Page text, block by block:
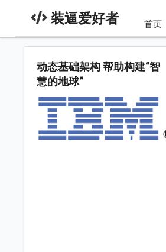
装逼爱好者 首页
动态基础架构 帮助构建“智
慧的地球”